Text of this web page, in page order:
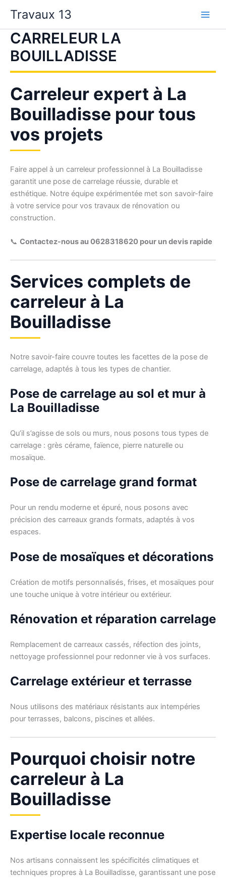
contenu
Travaux 13
CARRELEUR LA
BOUILLADISSE
Carreleur expert à La
Bouilladisse pour tous
vos projets
Faire appel à un carreleur professionnel à La Bouilladisse
garantit une pose de carrelage réussie, durable et
esthétique. Notre équipe expérimentée met son savoir-faire
à votre service pour vos travaux de rénovation ou
construction.
📞 Contactez-nous au 0628318620 pour un devis rapide
Services complets de
carreleur à La
Bouilladisse
Notre savoir-faire couvre toutes les facettes de la pose de
carrelage, adaptés à tous les types de chantier.
Pose de carrelage au sol et mur à
La Bouilladisse
Qu’il s’agisse de sols ou murs, nous posons tous types de
carrelage : grès cérame, faïence, pierre naturelle ou
mosaïque.
Pose de carrelage grand format
Pour un rendu moderne et épuré, nous posons avec
précision des carreaux grands formats, adaptés à vos
espaces.
Pose de mosaïques et décorations
Création de motifs personnalisés, frises, et mosaïques pour
une touche unique à votre intérieur ou extérieur.
Rénovation et réparation carrelage
Remplacement de carreaux cassés, réfection des joints,
nettoyage professionnel pour redonner vie à vos surfaces.
Carrelage extérieur et terrasse
Nous utilisons des matériaux résistants aux intempéries
pour terrasses, balcons, piscines et allées.
Pourquoi choisir notre
carreleur à La
Bouilladisse
Expertise locale reconnue
Nos artisans connaissent les spécificités climatiques et
techniques propres à La Bouilladisse, garantissant une pose